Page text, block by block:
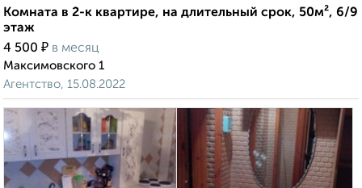
Комната в 2-к квартире, на длительный срок, 50м², 6/9
этаж
4 500 ₽ в месяц
Максимовского 1
Агентство, 15.08.2022